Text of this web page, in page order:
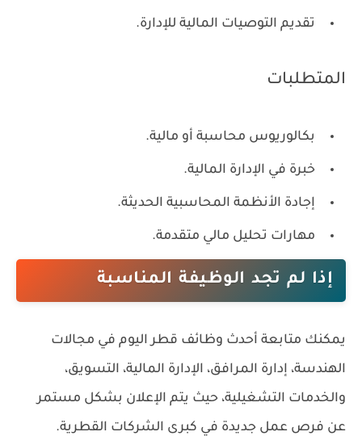
تقديم التوصيات المالية للإدارة.
المتطلبات
بكالوريوس محاسبة أو مالية.
خبرة في الإدارة المالية.
إجادة الأنظمة المحاسبية الحديثة.
مهارات تحليل مالي متقدمة.
إذا لم تجد الوظيفة المناسبة
يمكنك متابعة أحدث وظائف قطر اليوم في مجالات
الهندسة، إدارة المرافق، الإدارة المالية، التسويق،
والخدمات التشغيلية، حيث يتم الإعلان بشكل مستمر
عن فرص عمل جديدة في كبرى الشركات القطرية.